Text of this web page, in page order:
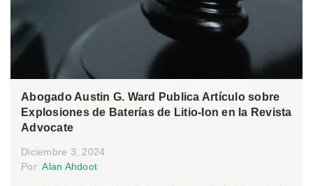
Abogado Austin G. Ward Publica Artículo sobre
Explosiones de Baterías de Litio-Ion en la Revista
Advocate
Diciembre 3, 2024
Por:Alan Ahdoot